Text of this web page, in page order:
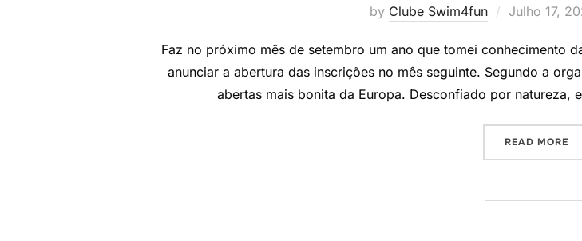
by Clube Swim4fun
Posted
Julho 17,
Faz no próximo mês de setembro um ano que tomei conhecimento
anunciar a abertura das inscrições no mês seguinte. Segundo a
abertas mais bonita da Europa. Desconfiado por
READ MORE